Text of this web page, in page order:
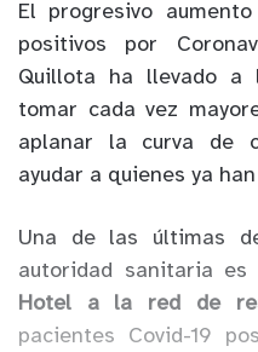
El progresivo
positivos por
Quillota ha llevado a
tomar cada vez
aplanar la curva de
ayudar a quienes ya
Una de las últimas
autoridad sanitaria es
Hotel a la red de
pacientes Covid-19